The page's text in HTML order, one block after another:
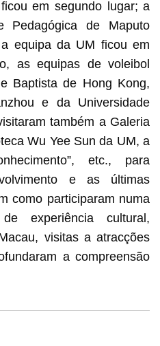
em segundo lugar; a
Pedagógica de Maputo
equipa da UM ficou em
as equipas de voleibol
Baptista de Hong Kong,
e da Universidade
também a Galeria
Wu Yee Sun da UM, a
etc., para
e as últimas
como participaram numa
experiência cultural,
visitas a atracções
a compreensão